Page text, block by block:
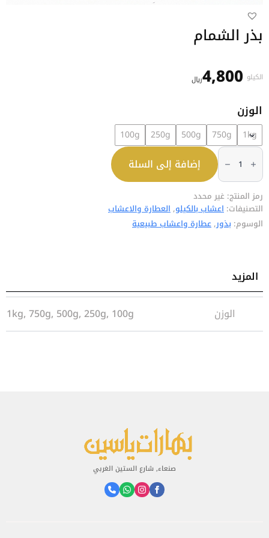
بذر الشمام
الكيلو 4,800﷼
الوزن
1kg
750g
500g
250g
100g
كمية
الشمام إضافة إلى السلة
رمز المنتج: غير محدد
التصنيفات: اعشاب بالكيلو,العطارة والاعشاب
الوسوم: بذور,عطارة واعشاب طبيعية
المزيد
معلومات إضافية
الوزن 1kg, 750g, 500g, 250g, 100g
صنعاء, شارع الستين الغربي